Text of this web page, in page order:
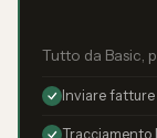
Tutto da Basic,
Inviare
Tracciamento